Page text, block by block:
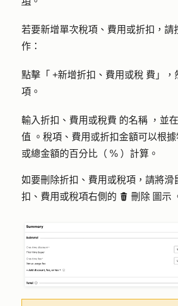
若要新增單次稅項、費用或折扣，請
作：
點擊「 +新增折扣、費用或稅 費」，
項 。
輸入折扣、費用或稅費 的名稱 ，並
值 。稅項、費用或折扣金額可以根
或總金額的百分比（ % ）計算。
如要刪除折扣、費用或稅項，請將滑
扣、費用或稅項右側的 delete 刪除 圖示